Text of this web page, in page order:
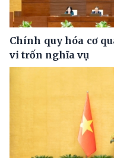
Chính quy hóa cơ
vi trốn nghĩa vụ